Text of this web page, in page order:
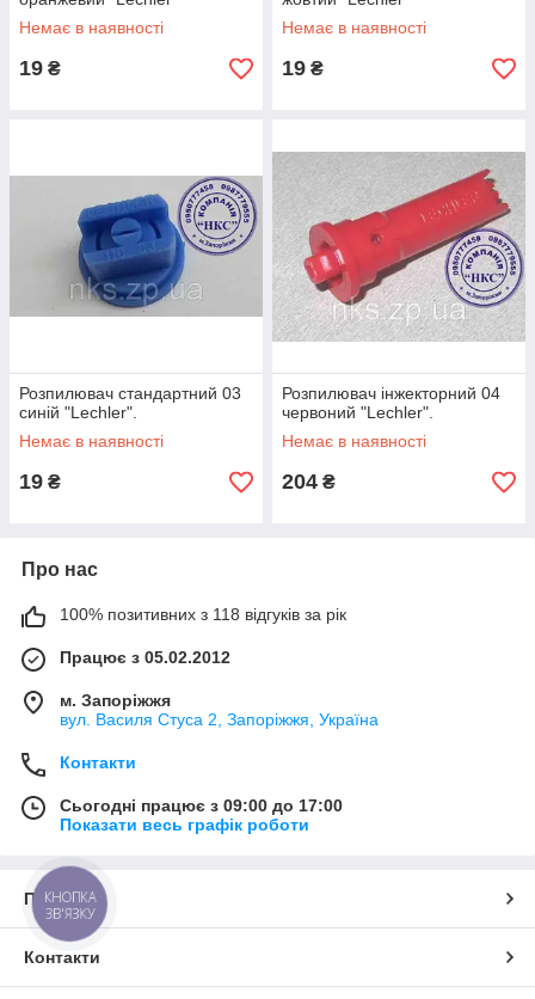
Немає в наявності
19 ₴
Немає в наявності
19 ₴
Розпилювач стандартний 03
синій "Lechler".
Немає в наявності
19 ₴
Розпилювач інжекторний 04
червоний "Lechler".
Немає в наявності
204 ₴
Про нас
100% позитивних з 118 відгуків за рік
Працює з 05.02.2012
м. Запоріжжя
вул. Василя Стуса 2, Запоріжжя, Україна
Контакти
Сьогодні працює з 09:00 до 17:00
Показати весь графік роботи
Про нас
Контакти
КНОПКА
ЗВ'ЯЗКУ